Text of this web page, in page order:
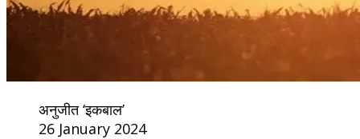
अनुजीत ‘इकबाल’
26 January 2024